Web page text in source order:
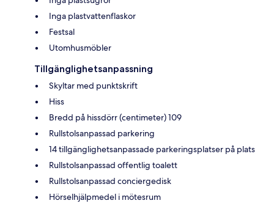
Inga plastvattenflaskor
Festsal
Utomhusmöbler
Tillgänglighetsanpassning
Skyltar med punktskrift
Hiss
Bredd på hissdörr (centimeter) 109
Rullstolsanpassad parkering
14 tillgänglighetsanpassade parkeringsplatser på plats
Rullstolsanpassad offentlig toalett
Rullstolsanpassad conciergedisk
Hörselhjälpmedel i mötesrum